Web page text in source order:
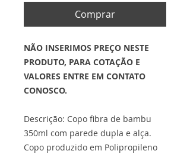
Comprar
NÃO INSERIMOS PREÇO NESTE
PRODUTO, PARA COTAÇÃO E
VALORES ENTRE EM CONTATO
CONOSCO.
Descrição: Copo fibra de bambu
350ml com parede dupla e alça.
Copo produzido em Polipropileno